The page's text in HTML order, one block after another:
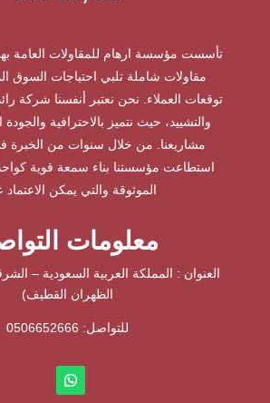
تأسست مؤسسة ارهام للمقاولات العامة
مقاولات شاملة تلبي احتياجات السوق
توقعات العملاء. نحن نعتبر أنفسنا شركة
والتشييد، حيث نتميز بالاحترافية
مشاريعنا. من خلال سنوات من الخبرة
استطاعت مؤسستنا بناء سمعة قوية
الموثوقة والتي يمكن الاعتماد
معلومات
العنوان : المملكة العربية السعودية –
الظهران القطيف)
للتواصل: ⁦ 0506652666